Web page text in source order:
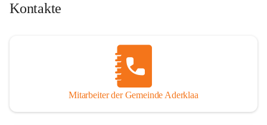
Kontakte
Mitarbeiter der Gemeinde Aderklaa